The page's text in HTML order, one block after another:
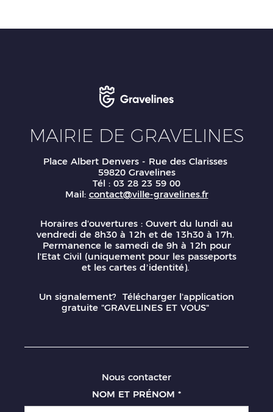
MAIRIE DE GRAVELINES
Place Albert Denvers - Rue des Clarisses
59820 Gravelines
Tél : 03 28 23 59 00
Mail: contact@ville-gravelines.fr
Horaires d'ouvertures : Ouvert du lundi au
vendredi de 8h30 à 12h et de 13h30 à 17h.
Permanence le samedi de 9h à 12h pour
l'Etat Civil (uniquement pour les passeports
et les cartes d’identité).
Un signalement? Télécharger l'application
gratuite "GRAVELINES ET VOUS"
Nous contacter
NOM ET PRÉNOM *